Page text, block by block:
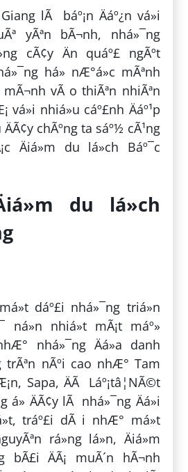
lÃ báº¡n Äáº¿n vá»i
yÃªn bÃ¬nh, nhá»¯ng
cÃ¢y Än quáº£ ngÃºt
há» nÆ°á»c mÃªnh
vÃ o thiÃªn nhiÃªn
nhiá»u cáº£nh Äáº¹p
ÄÃ¢y chÃºng ta sáº½ cÃ¹ng
Äiá»m du lá»ch Báº¯c
du lá»ch
dáº£i nhá»¯ng triá»n
ná»n nhiá»t mÃ¡t máº»
nhá»¯ng Äá»a danh
trÃªn nÃºi cao nhÆ° Tam
Sapa, ÄÃ Láº¡tâ¦NÃ©t
á» ÄÃ¢y lÃ nhá»¯ng Äá»i
tráº£i dÃ i nhÆ° má»t
rá»ng lá»n, Äiá»m
bÃ£i ÄÃ¡ muÃ´n hÃ¬nh